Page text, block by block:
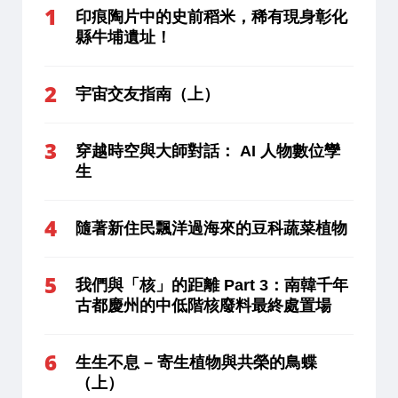
印痕陶片中的史前稻米，稀有現身彰化
縣牛埔遺址！
宇宙交友指南（上）
穿越時空與大師對話： AI 人物數位孿
生
隨著新住民飄洋過海來的豆科蔬菜植物
我們與「核」的距離 Part 3：南韓千年
古都慶州的中低階核廢料最終處置場
生生不息 – 寄生植物與共榮的鳥蝶
（上）